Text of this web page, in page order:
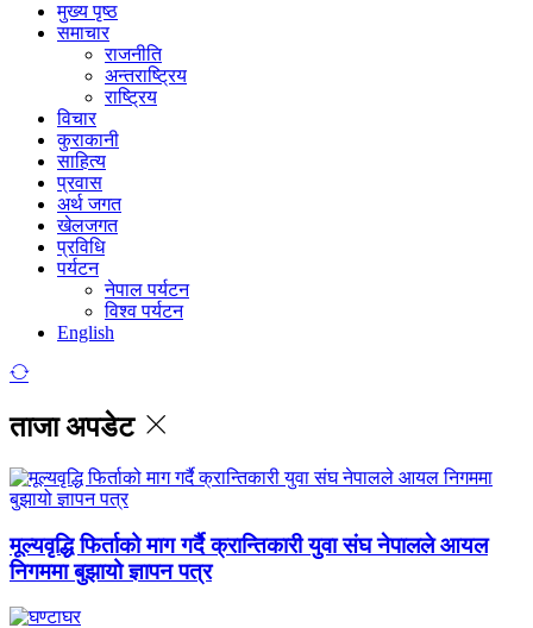
मुख्य पृष्ठ
समाचार
राजनीति
अन्तराष्ट्रिय
राष्ट्रिय
विचार
कुराकानी
साहित्य
प्रवास
अर्थ जगत
खेलजगत
प्रविधि
पर्यटन
नेपाल पर्यटन
विश्व पर्यटन
English
ताजा अपडेट
मूल्यवृद्धि फिर्ताको माग गर्दै क्रान्तिकारी युवा संघ नेपालले आयल
निगममा बुझायो ज्ञापन पत्र